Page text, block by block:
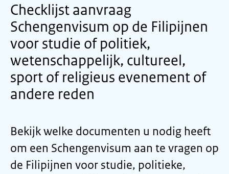
Checklijst aanvraag
Schengenvisum op de Filipijnen
voor studie of politiek,
wetenschappelijk, cultureel,
sport of religieus evenement of
andere reden
Bekijk welke documenten u nodig heeft
om een Schengenvisum aan te vragen op
de Filipijnen voor studie, politieke,